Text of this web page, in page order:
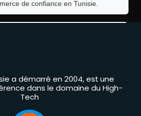
de confiance en Tunisie.
a démarré en 2004, est une
dans le domaine du High-
Tech